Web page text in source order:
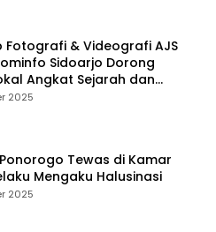
Fotografi & Videografi AJS
Sidoarjo Dorong
Angkat Sejarah dan
2025
Tewas di Kamar
Mengaku Halusinasi
2025